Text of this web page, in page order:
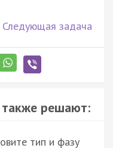
Следующая задача
также решают:
тип и фазу